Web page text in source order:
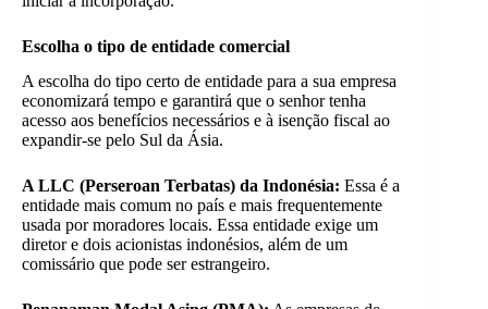
Escolha o tipo de entidade comercial
A escolha do tipo certo de entidade para a sua empresa
economizará tempo e garantirá que o senhor tenha
acesso aos benefícios necessários e à isenção fiscal ao
expandir-se pelo Sul da Ásia.
A LLC (Perseroan Terbatas) da Indonésia: Essa é a
entidade mais comum no país e mais frequentemente
usada por moradores locais. Essa entidade exige um
diretor e dois acionistas indonésios, além de um
comissário que pode ser estrangeiro.